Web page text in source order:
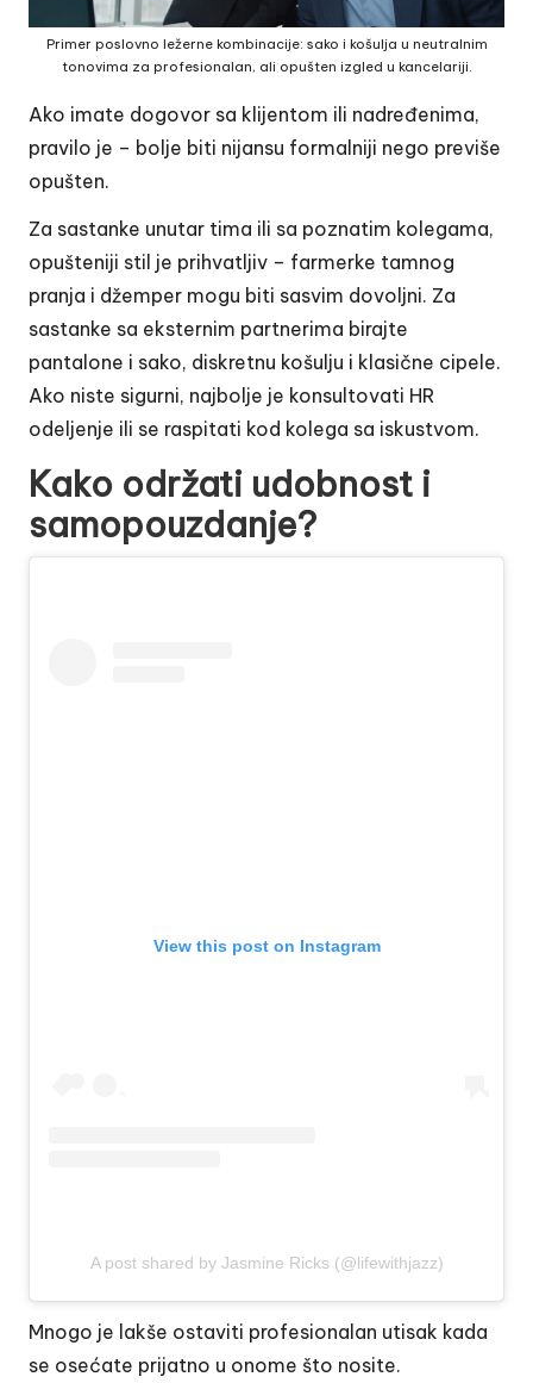
Primer poslovno ležerne kombinacije: sako i košulja u neutralnim
tonovima za profesionalan, ali opušten izgled u kancelariji.
Ako imate dogovor sa klijentom ili nadređenima,
pravilo je – bolje biti nijansu formalniji nego previše
opušten.
Za sastanke unutar tima ili sa poznatim kolegama,
opušteniji stil je prihvatljiv – farmerke tamnog
pranja i džemper mogu biti sasvim dovoljni. Za
sastanke sa eksternim partnerima birajte
pantalone i sako, diskretnu košulju i klasične cipele.
Ako niste sigurni, najbolje je konsultovati HR
odeljenje ili se raspitati kod kolega sa iskustvom.
Kako održati udobnost i
samopouzdanje?
View this post on Instagram
A post shared by Jasmine Ricks (@lifewithjazz)
Mnogo je lakše ostaviti profesionalan utisak kada
se osećate prijatno u onome što nosite.